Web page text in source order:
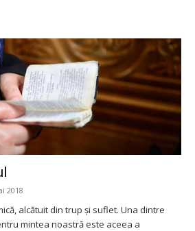
2018
alcătuit din trup și suflet. Una dintre
mintea noastră este aceea a